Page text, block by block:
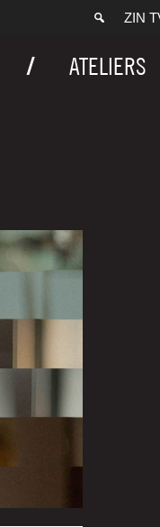
ZIN
ATELIERS